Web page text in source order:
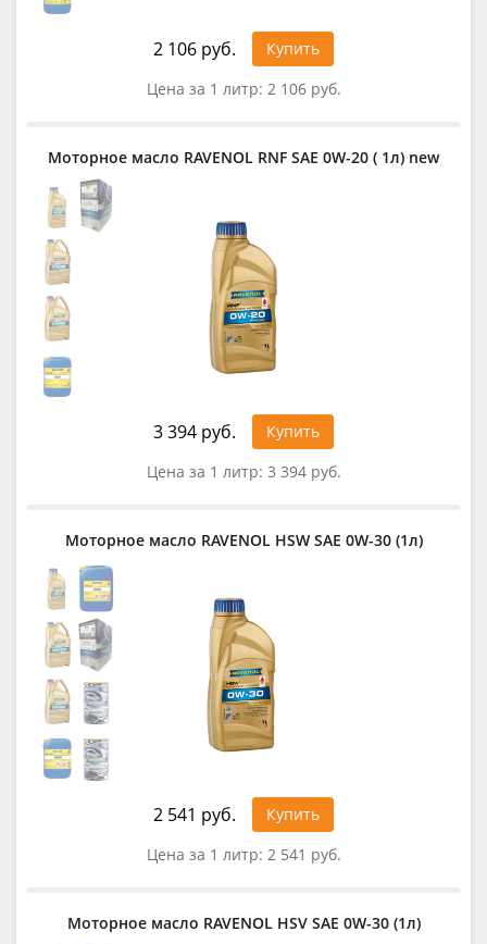
2 106 руб.
Купить
Цена за 1 литр: 2 106 руб.
Моторное масло RAVENOL RNF SAE 0W-20 ( 1л) new
3 394 руб.
Купить
Цена за 1 литр: 3 394 руб.
Моторное масло RAVENOL HSW SAE 0W-30 (1л)
2 541 руб.
Купить
Цена за 1 литр: 2 541 руб.
Моторное масло RAVENOL HSV SAE 0W-30 (1л)